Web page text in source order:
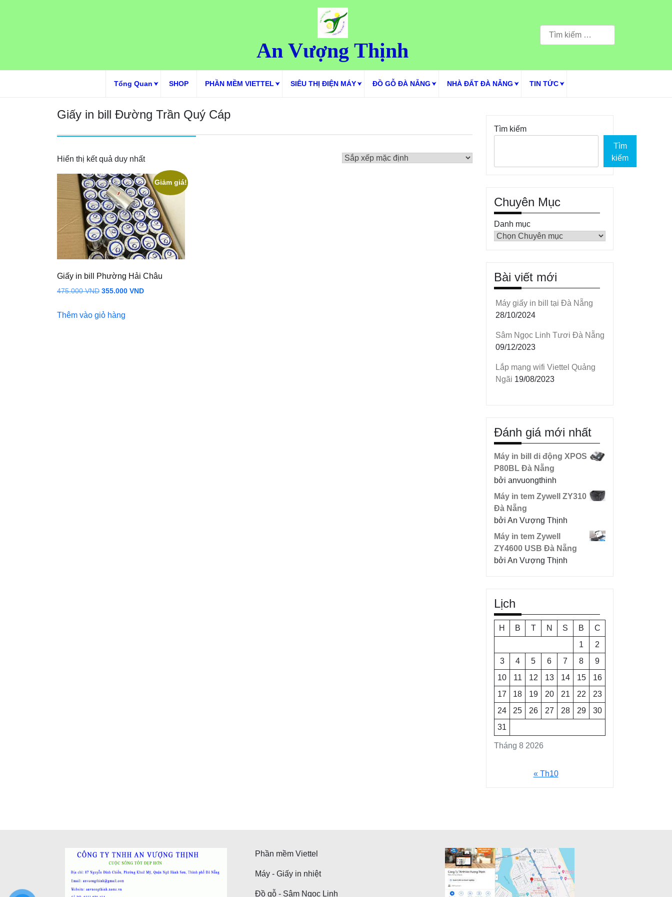
An Vượng Thịnh
Tìm
kiếm
Tổng Quan SHOP PHẦN MỀM VIETTEL SIÊU THỊ ĐIỆN MÁY ĐỒ GỖ ĐÀ NẴNG NHÀ ĐẤT ĐÀ NẴNG TIN TỨC
Giấy in bill Đường Trần Quý Cáp
Hiển thị kết quả duy nhất
Giảm giá!
Giấy in bill Phường Hải Châu
475.000VND Giá
là:
355.000 VNDGiá
Thêm vào giỏ hàng
Tìm kiếm
Tìm
kiếm
Chuyên Mục
Danh mục
Bài viết mới
Máy giấy in bill tại Đà Nẵng
28/10/2024
Sâm Ngọc Linh Tươi Đà Nẵng
09/12/2023
Lắp mạng wifi Viettel Quảng
Ngãi 19/08/2023
Đánh giá mới nhất
Máy in bill di động XPOS
P80BL Đà Nẵng
bởi anvuongthinh
Máy in tem Zywell ZY310
Đà Nẵng
bởi An Vượng Thịnh
Máy in tem Zywell
ZY4600 USB Đà Nẵng
bởi An Vượng Thịnh
Lịch
Tháng 8 2026
H B T N S B
C
1
2
3
4 5 6 7 8
9
10
11 12 13 14 15
16
17
18 19 20 21 22
23
24
25 26 27 28 29
30
31
« Th10
Phần mềm Viettel
Máy - Giấy in nhiệt
Đồ gỗ - Sâm Ngọc Linh